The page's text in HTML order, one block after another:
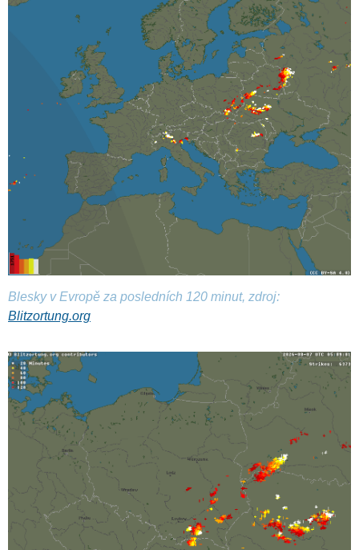
Blesky v Evropě za posledních 120 minut, zdroj:
Blitzortung.org